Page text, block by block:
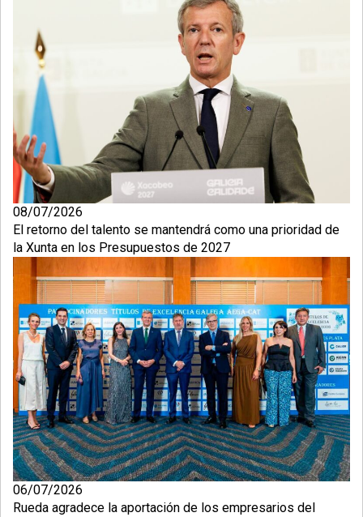
08/07/2026
El retorno del talento se mantendrá como una prioridad de
la Xunta en los Presupuestos de 2027
06/07/2026
Rueda agradece la aportación de los empresarios del